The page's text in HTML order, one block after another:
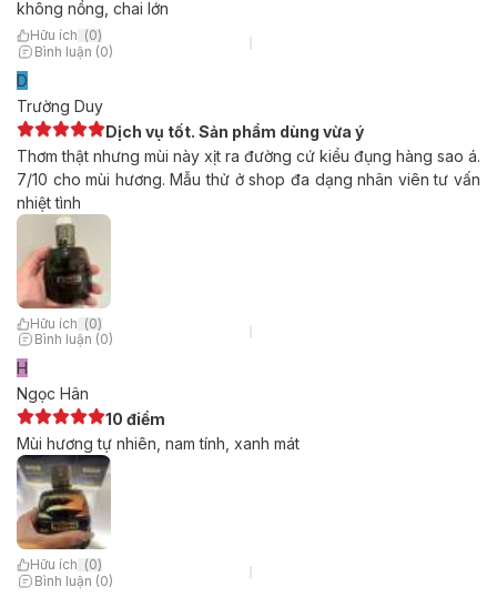
không nồng, chai lớn
Hữu ích (0)
Bình luận (0)
D
Trường Duy
Dịch vụ tốt. Sản phẩm dùng vừa ý
Thơm thật nhưng mùi này xịt ra đường cứ kiểu đụng hàng sao á.
7/10 cho mùi hương. Mẫu thử ở shop đa dạng nhân viên tư vấn
nhiệt tình
Hữu ích (0)
Bình luận (0)
H
Ngọc Hân
10 điểm
Mùi hương tự nhiên, nam tính, xanh mát
Hữu ích (0)
Bình luận (0)